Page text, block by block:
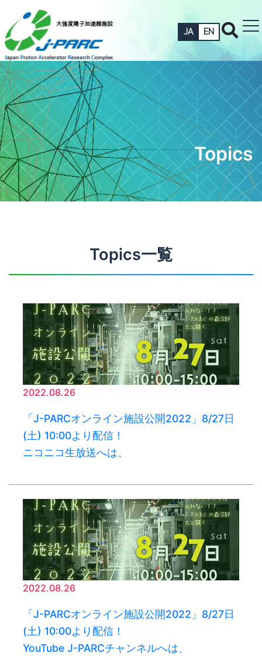
JA EN
Topics
Topics一覧
2022.08.26
「J-PARCオンライン施設公開2022」8/27日
(土) 10:00より配信！
ニコニコ生放送へは、
2022.08.26
「J-PARCオンライン施設公開2022」8/27日
(土) 10:00より配信！
YouTube J-PARCチャンネルへは、